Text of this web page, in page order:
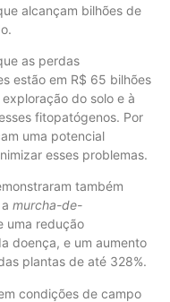
alcançam bilhões de
as perdas
estão em R$ 65 bilhões
do solo e à
fitopatógenos. Por
uma potencial
esses problemas.
também
murcha-de-
uma redução
doença, e um aumento
plantas de até 328%.
condições de campo